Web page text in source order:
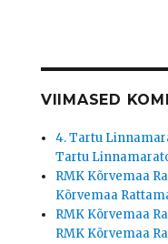
VIIMASED
4. Tartu
Tartu
RMK Kõrvemaa
Kõrvemaa
RMK Kõrvemaa
RMK Kõrvemaa